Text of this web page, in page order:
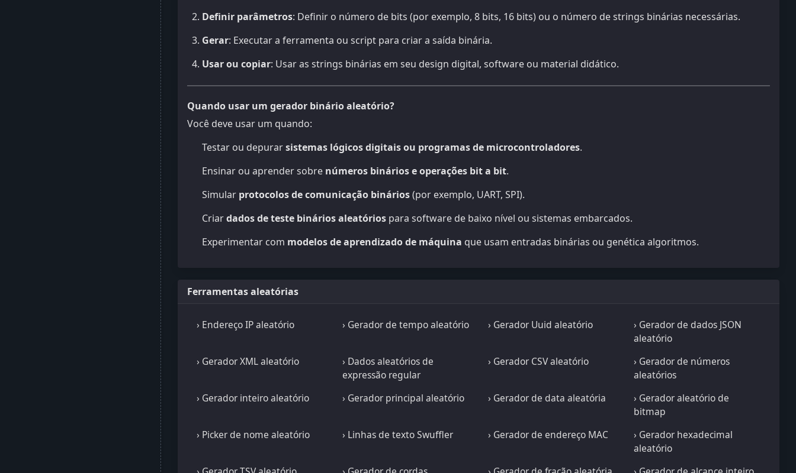
Definir parâmetros: Definir o número de bits (por exemplo, 8 bits, 16 bits) ou o número de strings binárias necessárias.
Gerar: Executar a ferramenta ou script para criar a saída binária.
Usar ou copiar: Usar as strings binárias em seu design digital, software ou material didático.
Quando usar um gerador binário aleatório?
Você deve usar um quando:
Testar ou depurarsistemas lógicos digitais ou programas de microcontroladores.
Ensinar ou aprender sobre números binários e operações bit a bit.
Simular protocolos de comunicação binários(por exemplo, UART, SPI).
Criardados de teste binários aleatórios para software de baixo nível ou sistemas embarcados.
Experimentar com modelos de aprendizado de máquina que usam entradas binárias ou genética algoritmos.
Ferramentas aleatórias
› Endereço IP aleatório › Gerador de tempo aleatório › Gerador Uuid aleatório
› Gerador de dados JSON
aleatório
› Gerador XML aleatório
› Dados aleatórios de
expressão regular
› Gerador CSV aleatório
› Gerador de números
aleatórios
› Gerador inteiro aleatório
› Gerador principal aleatório › Gerador de data aleatória
› Gerador aleatório de
bitmap
› Picker de nome aleatório
› Linhas de texto Swuffler › Gerador de endereço MAC
› Gerador hexadecimal
aleatório